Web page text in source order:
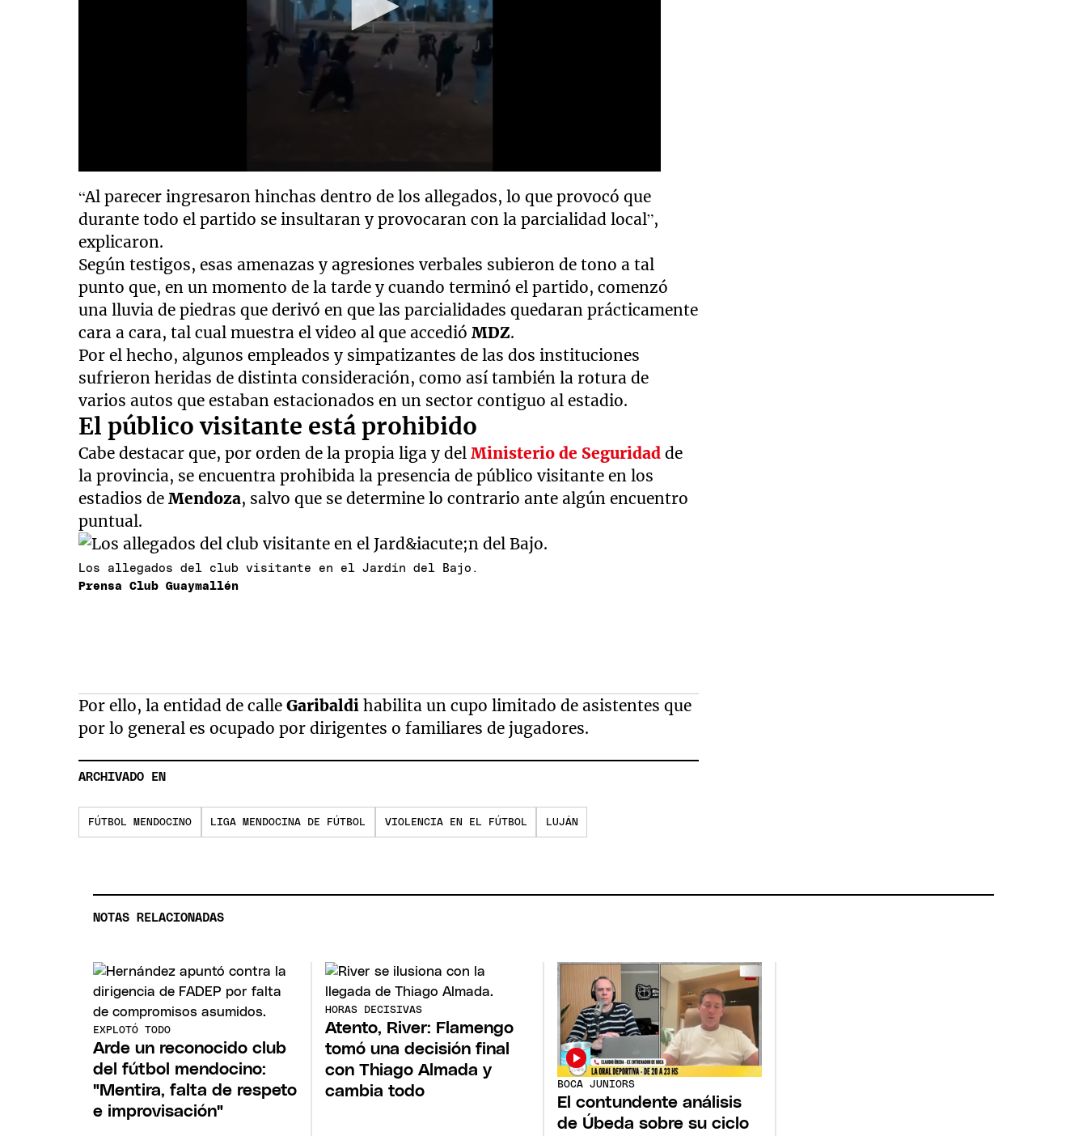
“Al parecer ingresaron hinchas dentro de los allegados, lo que provocó que
durante todo el partido se insultaran y provocaran con la parcialidad local”,
explicaron.
Según testigos, esas amenazas y agresiones verbales subieron de tono a tal
punto que, en un momento de la tarde y cuando terminó el partido, comenzó
una lluvia de piedras que derivó en que las parcialidades quedaran prácticamente
cara a cara, tal cual muestra el video al que accedióMDZ.
Por el hecho, algunos empleados y simpatizantes de las dos instituciones
sufrieron heridas de distinta consideración, como así también la rotura de
varios autos que estaban estacionados en un sector contiguo al estadio.
El público visitante está prohibido
Cabe destacar que, por orden de la propia liga y delMinisterio de Seguridad de
la provincia, se encuentra prohibida la presencia de público visitante en los
estadios deMendoza, salvo que se determine lo contrario ante algún encuentro
puntual.
Los allegados del club visitante en el Jardín del Bajo.
Prensa Club Guaymallén
Por ello, la entidad de calleGaribaldihabilita un cupo limitado de asistentes que
por lo general es ocupado por dirigentes o familiares de jugadores.
ARCHIVADO EN
FÚTBOL MENDOCINO LIGA MENDOCINA DE FÚTBOL VIOLENCIA EN EL FÚTBOL LUJÁN
NOTAS RELACIONADAS
EXPLOTÓ TODO
Arde un reconocido club
del fútbol mendocino:
"Mentira, falta de respeto
e improvisación"
HORAS DECISIVAS
Atento, River: Flamengo
tomó una decisión final
con Thiago Almada y
cambia todo
BOCA JUNIORS
El contundente análisis
de Úbeda sobre su ciclo